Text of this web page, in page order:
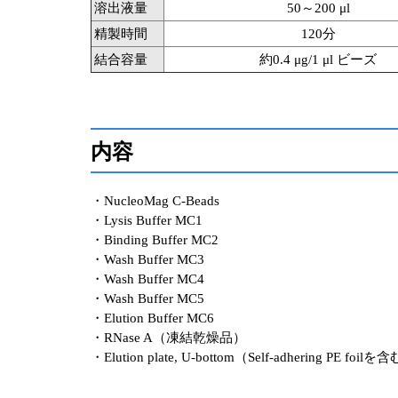
溶出液量
50～200 μl
精製時間
120分
結合容量
約0.4 μg/1 μl ビーズ
内容
・NucleoMag C-Beads
・Lysis Buffer MC1
・Binding Buffer MC2
・Wash Buffer MC3
・Wash Buffer MC4
・Wash Buffer MC5
・Elution Buffer MC6
・RNase A（凍結乾燥品）
・Elution plate, U-bottom（Self-adhering PE foilを含